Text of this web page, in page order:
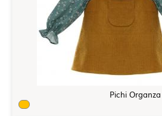
Pichi Organza